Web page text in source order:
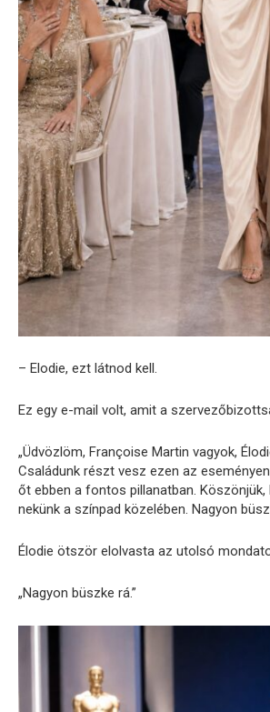
– Elodie, ezt látnod kell.
Ez egy e-mail volt, amit a
„Üdvözlöm, Françoise Martin vagyok,
Családunk részt vesz ezen az
őt ebben a fontos pillanatban.
nekünk a színpad közelében. Nagyon
Élodie ötször elolvasta az utolsó
„Nagyon büszke rá.”